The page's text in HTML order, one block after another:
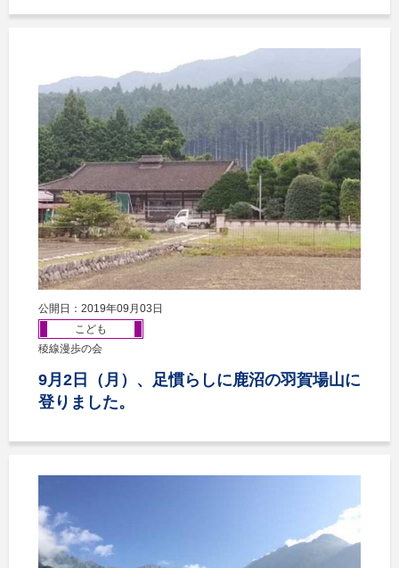
公開日：2019年09月03日
こども
稜線漫歩の会
9月2日（月）、足慣らしに鹿沼の羽賀場山に
登りました。